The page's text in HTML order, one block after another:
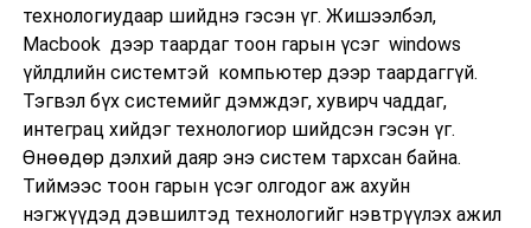
технологиудаар шийднэ гэсэн үг. Жишээлбэл,
Macbook дээр таардаг тоон гарын үсэг windows
үйлдлийн системтэй компьютер дээр таардаггүй.
Тэгвэл бүх системийг дэмждэг, хувирч чаддаг,
интеграц хийдэг технологиор шийдсэн гэсэн үг.
Өнөөдөр дэлхий даяр энэ систем тархсан байна.
Тиймээс тоон гарын үсэг олгодог аж ахуйн
нэгжүүдэд дэвшилтэд технологийг нэвтрүүлэх ажил